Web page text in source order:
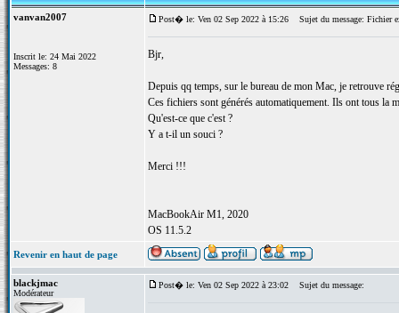
vanvan2007
Inscrit le: 24 Mai 2022
Messages: 8
Post� le: Ven 02 Sep 2022 à 15:26 Sujet du message: Fichier
Bjr,
Depuis qq temps, sur le bureau de mon Mac, je retrouve
Ces fichiers sont générés automatiquement. Ils ont tous la
Qu'est-ce que c'est ?
Y a t-il un souci ?
Merci !!!
MacBookAir M1, 2020
OS 11.5.2
Revenir en haut de page
blackjmac
Modérateur
Post� le: Ven 02 Sep 2022 à 23:02 Sujet du message: